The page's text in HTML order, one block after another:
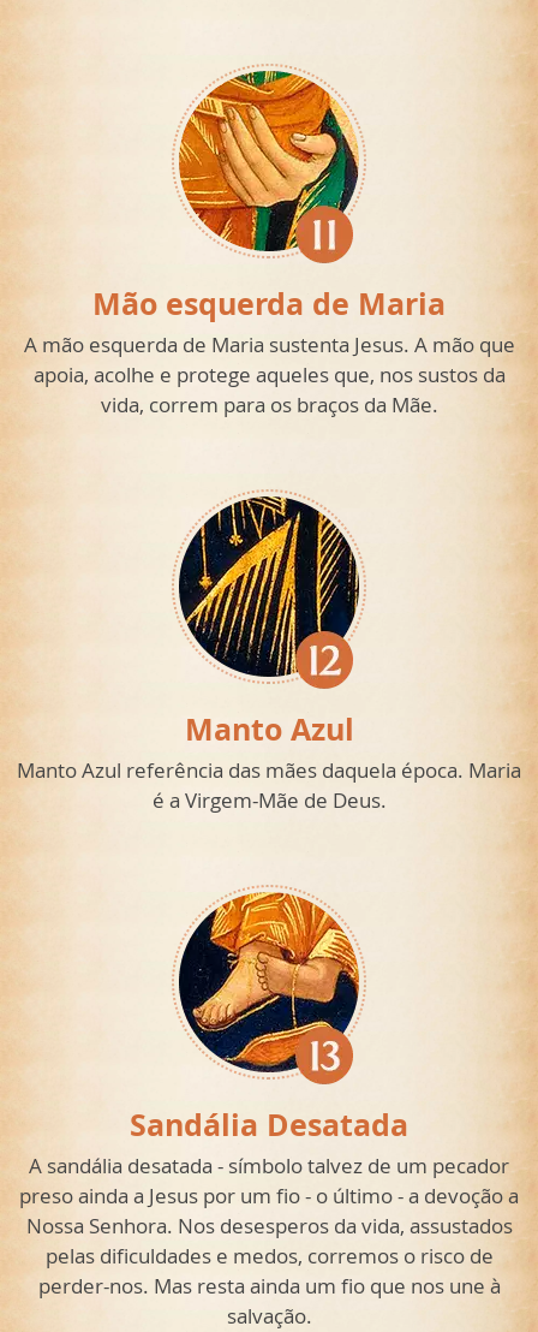
Mão esquerda de Maria
A mão esquerda de Maria sustenta Jesus. A mão que
apoia, acolhe e protege aqueles que, nos sustos da
vida, correm para os braços da Mãe.
Manto Azul
Manto Azul referência das mães daquela época. Maria
é a Virgem-Mãe de Deus.
Sandália Desatada
A sandália desatada - símbolo talvez de um pecador
preso ainda a Jesus por um fio - o último - a devoção a
Nossa Senhora. Nos desesperos da vida, assustados
pelas dificuldades e medos, corremos o risco de
perder-nos. Mas resta ainda um fio que nos une à
salvação.